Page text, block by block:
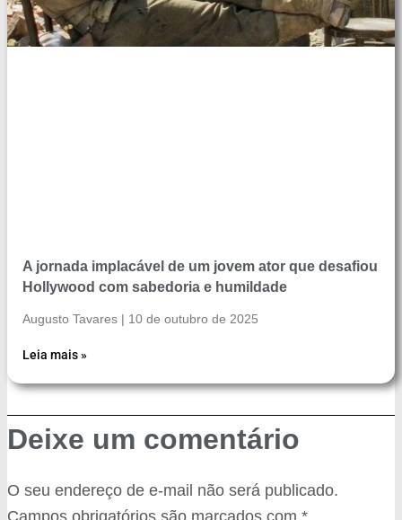
A jornada implacável de um jovem ator que desafiou
Hollywood com sabedoria e humildade
Augusto Tavares 10 de outubro de 2025
Leia mais »
Deixe um comentário
O seu endereço de e-mail não será publicado.